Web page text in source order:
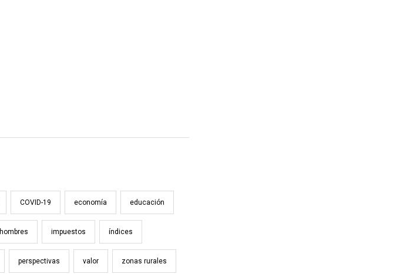
COVID-19 economía educación
hombres impuestos índices
perspectivas valor zonas rurales